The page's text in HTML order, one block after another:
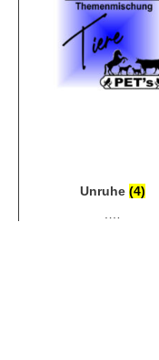
Unruhe (4)